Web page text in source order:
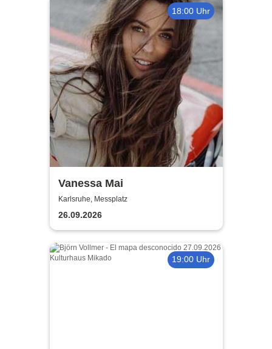
18:00 Uhr
Vanessa Mai
Karlsruhe, Messplatz
26.09.2026
19:00 Uhr